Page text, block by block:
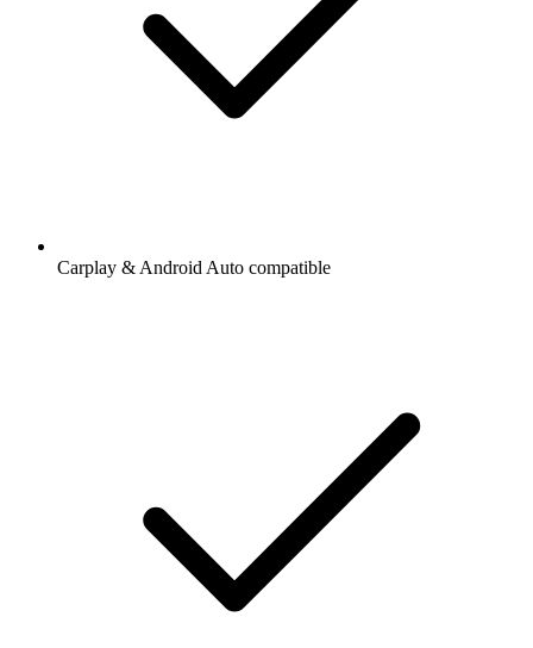
Carplay & Android Auto compatible